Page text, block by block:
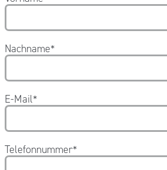
Nachname*
E-Mail*
Telefonnummer*